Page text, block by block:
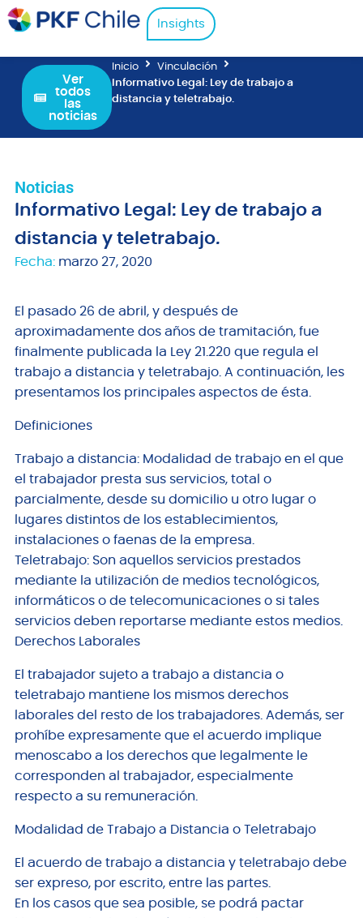
Insights
Ver
todos
las
noticias
Inicio
Vinculación
Informativo Legal: Ley de trabajo a
distancia y teletrabajo.
Noticias
Informativo Legal: Ley de trabajo a
distancia y teletrabajo.
Fecha: marzo 27, 2020
El pasado 26 de abril, y después de
aproximadamente dos años de tramitación, fue
finalmente publicada la Ley 21.220 que regula el
trabajo a distancia y teletrabajo. A continuación, les
presentamos los principales aspectos de ésta.
Definiciones
Trabajo a distancia: Modalidad de trabajo en el que
el trabajador presta sus servicios, total o
parcialmente, desde su domicilio u otro lugar o
lugares distintos de los establecimientos,
instalaciones o faenas de la empresa.
Teletrabajo: Son aquellos servicios prestados
mediante la utilización de medios tecnológicos,
informáticos o de telecomunicaciones o si tales
servicios deben reportarse mediante estos medios.
Derechos Laborales
El trabajador sujeto a trabajo a distancia o
teletrabajo mantiene los mismos derechos
laborales del resto de los trabajadores. Además, ser
prohíbe expresamente que el acuerdo implique
menoscabo a los derechos que legalmente le
corresponden al trabajador, especialmente
respecto a su remuneración.
Modalidad de Trabajo a Distancia o Teletrabajo
El acuerdo de trabajo a distancia y teletrabajo debe
ser expreso, por escrito, entre las partes.
En los casos que sea posible, se podrá pactar